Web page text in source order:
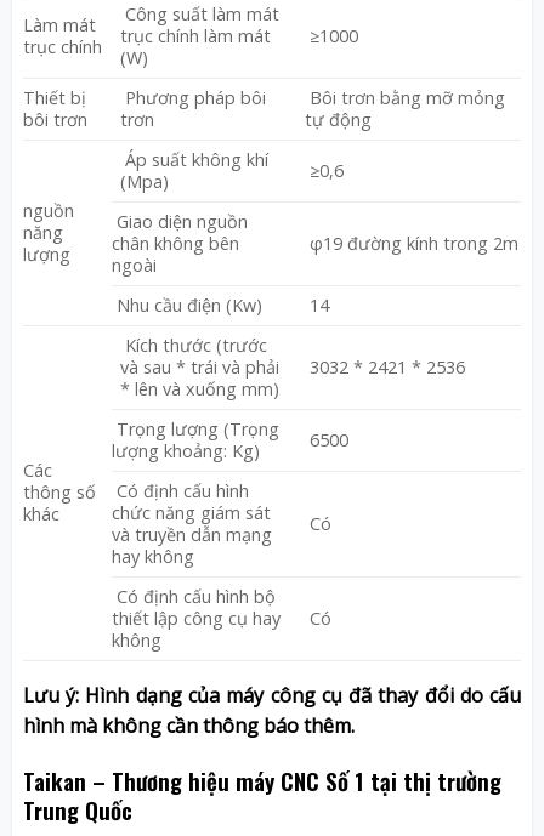
Làm mát
trục chính
Công suất làm mát
trục chính làm mát
(W)
≥1000
Thiết bị
bôi trơn
Phương pháp bôi
trơn
Bôi trơn bằng mỡ mỏng
tự động
nguồn
năng
lượng
Áp suất không khí
(Mpa)
≥0,6
Giao diện nguồn
chân không bên
ngoài
φ19 đường kính trong 2m
Nhu cầu điện (Kw) 14
Các
thông số
khác
Kích thước (trước
và sau * trái và phải
* lên và xuống mm)
3032 * 2421 * 2536
Trọng lượng (Trọng
lượng khoảng: Kg)
6500
Có định cấu hình
chức năng giám sát
và truyền dẫn mạng
hay không
Có
Có định cấu hình bộ
thiết lập công cụ hay
không
Có
Lưu ý: Hình dạng của máy công cụ đã thay đổi do cấu
hình mà không cần thông báo thêm.
Taikan – Thương hiệu máy CNC Số 1 tại thị trường
Trung Quốc